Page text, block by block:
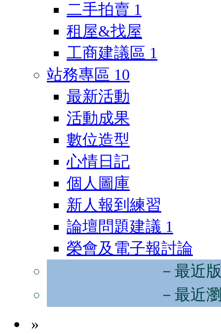
二手拍賣 1
租屋&找屋
工商建議區 1
站務專區 10
最新活動
活動成果
數位造型
心情日記
個人圖庫
新人報到練習
論壇問題建議 1
榮會及電子報討論
－最近
－最近
»